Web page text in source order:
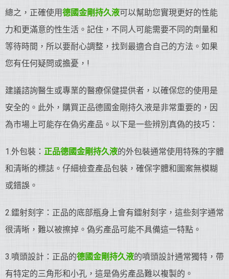
總之，正確使用德國金剛持久液可以幫助您實現更好的性能
力和更滿意的性生活。記住，不同人可能需要不同的劑量和
等待時間，所以要耐心調整，找到最適合自己的方法。如果
您有任何疑問或擔憂，!
建議諮詢醫生或專業的醫療保健提供者，以確保您的使用是
安全的。此外，購買正品德國金剛持久液是非常重要的，因
為市場上可能存在偽劣產品。以下是一些辨別真偽的技巧：
1.外包裝： 正品德國金剛持久液的外包裝通常使用特殊的字體
和清晰的標誌。仔細檢查產品包裝，確保字體和圖案無模糊
或錯誤。
2.鐳射刻字：正品的底部瓶身上會有鐳射刻字，這些刻字通常
很清晰，難以被擦掉。偽劣產品可能不具備這一特點。
3.噴頭設計：正品的德國金剛持久液的噴頭設計通常獨特，帶
有特定的三角形和小孔，這是偽劣產品難以複製的。